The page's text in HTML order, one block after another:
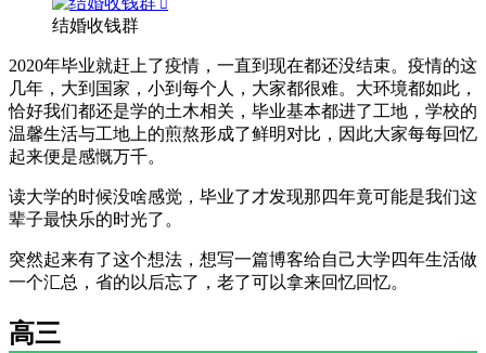
结婚收钱群
2020年毕业就赶上了疫情，一直到现在都还没结束。疫情的这
几年，大到国家，小到每个人，大家都很难。大环境都如此，
恰好我们都还是学的土木相关，毕业基本都进了工地，学校的
温馨生活与工地上的煎熬形成了鲜明对比，因此大家每每回忆
起来便是感慨万千。
读大学的时候没啥感觉，毕业了才发现那四年竟可能是我们这
辈子最快乐的时光了。
突然起来有了这个想法，想写一篇博客给自己大学四年生活做
一个汇总，省的以后忘了，老了可以拿来回忆回忆。
高三